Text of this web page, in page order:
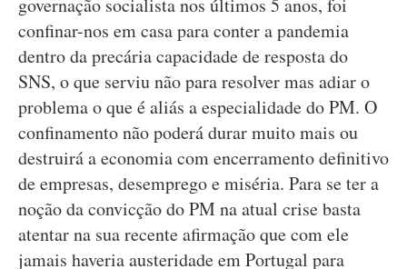
governação socialista nos últimos 5 anos, foi
confinar-nos em casa para conter a pandemia
dentro da precária capacidade de resposta do
SNS, o que serviu não para resolver mas adiar o
problema o que é aliás a especialidade do PM. O
confinamento não poderá durar muito mais ou
destruirá a economia com encerramento definitivo
de empresas, desemprego e miséria. Para se ter a
noção da convicção do PM na atual crise basta
atentar na sua recente afirmação que com ele
jamais haveria austeridade em Portugal para